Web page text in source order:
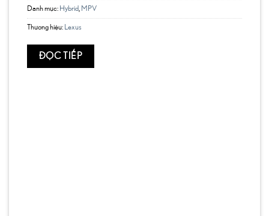
Danh mục: Hybrid, MPV
Thương hiệu: Lexus
ĐỌC TIẾP